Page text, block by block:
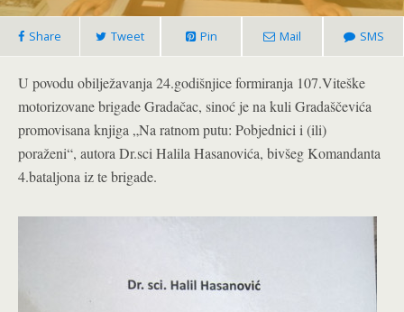
Share Tweet Pin Mail SMS
U povodu obilježavanja 24.godišnjice formiranja 107.Viteške
motorizovane brigade Gradačac, sinoć je na kuli Gradaščevića
promovisana knjiga „Na ratnom putu: Pobjednici i (ili)
poraženi“, autora Dr.sci Halila Hasanovića, bivšeg Komandanta
4.bataljona iz te brigade.